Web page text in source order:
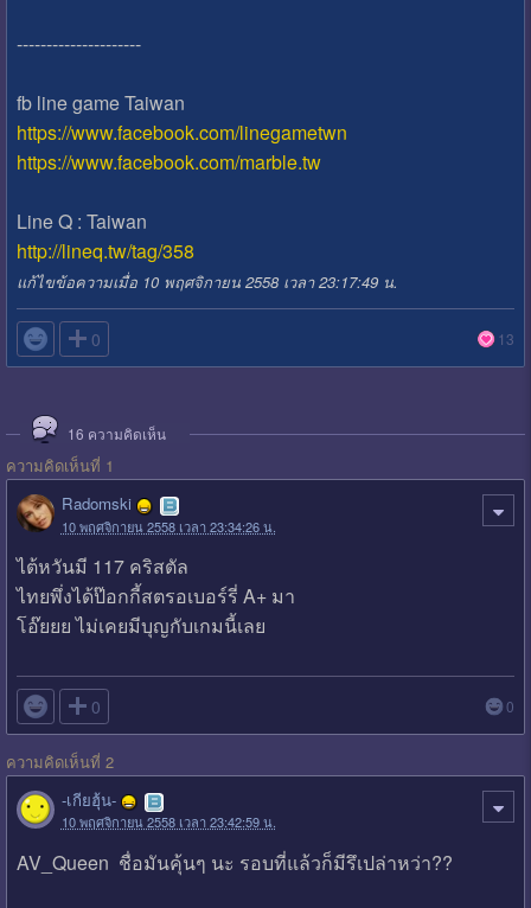
---------------------
fb line game Taiwan
https://www.facebook.com/linegametwn
https://www.facebook.com/marble.tw
Line Q : Taiwan
http://lineq.tw/tag/358
แก้ไขข้อความเมื่อ 10 พฤศจิกายน 2558 เวลา 23:17:49 น.
 0 13
16 ความคิดเห็น
ความคิดเห็นที่ 1
Radomski
10 พฤศจิกายน 2558 เวลา 23:34:26 น.
ไต้หวันมี 117 คริสตัล
ไทยพึ่งได้ป๊อกกี้สตรอเบอร์รี่ A+ มา
โอ๊ยยย ไม่เคยมีบุญกับเกมนี้เลย
 0 0
ความคิดเห็นที่ 2
-เกียฮุ้น-
10 พฤศจิกายน 2558 เวลา 23:42:59 น.
AV_Queen ชื่อมันคุ้นๆ นะ รอบที่แล้วก็มีรึเปล่าหว่า??